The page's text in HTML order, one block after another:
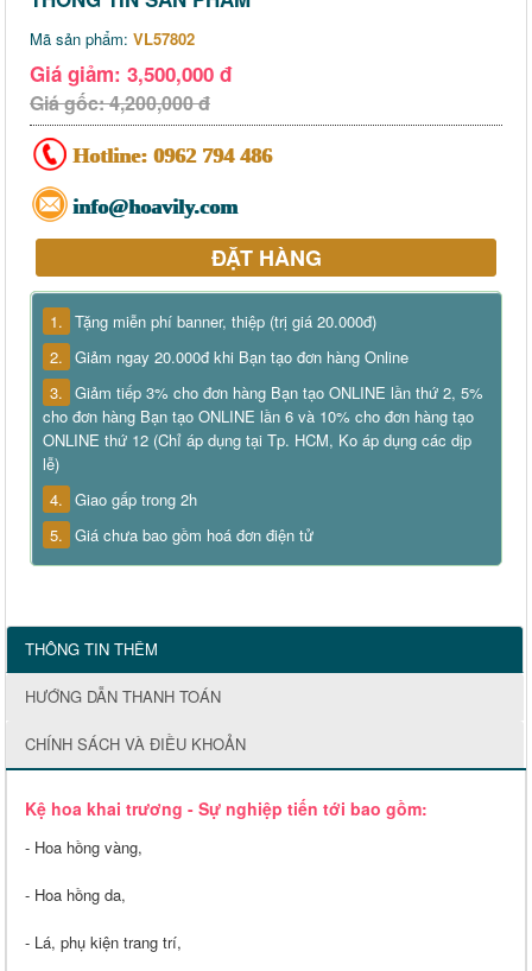
Mã sản phẩm: VL57802
Giá giảm: 3,500,000 đ
Giá gốc: 4,200,000 đ
Hotline: 0962 794 486
info@hoavily.com
ĐẶT HÀNG
1. Tặng miễn phí banner, thiệp (trị giá 20.000đ)
2. Giảm ngay 20.000đ khi Bạn tạo đơn hàng Online
3. Giảm tiếp 3% cho đơn hàng Bạn tạo ONLINE lần thứ 2, 5%
cho đơn hàng Bạn tạo ONLINE lần 6 và 10% cho đơn hàng tạo
ONLINE thứ 12 (Chỉ áp dụng tại Tp. HCM, Ko áp dụng các dịp
lễ)
4. Giao gấp trong 2h
5. Giá chưa bao gồm hoá đơn điện tử
THÔNG TIN THÊM
HƯỚNG DẪN THANH TOÁN
CHÍNH SÁCH VÀ ĐIỀU KHOẢN
Kệ hoa khai trương - Sự nghiệp tiến tới bao gồm:
- Hoa hồng vàng,
- Hoa hồng da,
- Lá, phụ kiện trang trí,